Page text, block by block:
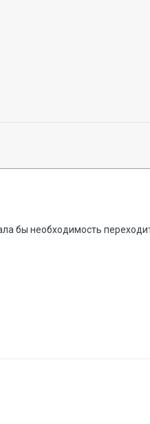
бы необходимость